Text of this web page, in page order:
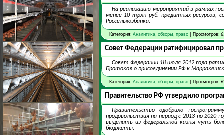
На реализацию мероприятий в рамках
менее 10 трлн руб. кредитных ресурсов,
Россельхозбанка.
Категория: Аналитика, обзоры, право| Просмотров:
Совет Федерации ратифицировал
Совет Федерации 18 июля 2012 года
Протокол о присоединении РФ к
Категория: Аналитика, обзоры, право| Просмотров:
Правительство РФ утвердило
Правительство одобрило
продовольствия на период с 2013 по 2020
выделить из федеральной казны чуть
бюджеты.